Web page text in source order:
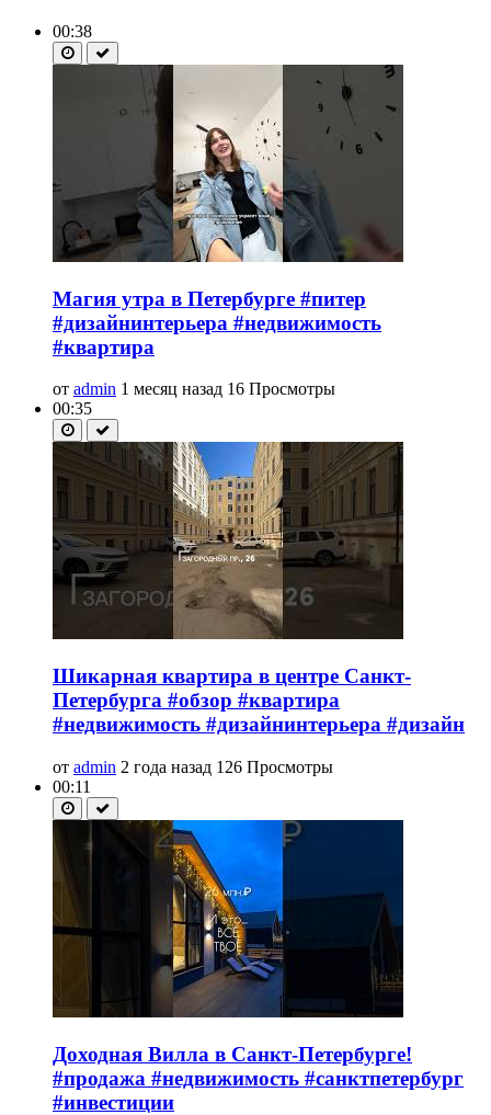
00:38
Магия утра в Петербурге #питер
#дизайнинтерьера #недвижимость
#квартира
от admin 1 месяц назад 16 Просмотры
00:35
Шикарная квартира в центре Санкт-
Петербурга #обзор #квартира
#недвижимость #дизайнинтерьера #дизайн
от admin 2 года назад 126 Просмотры
00:11
Доходная Вилла в Санкт-Петербурге!
#продажа #недвижимость #санктпетербург
#инвестиции